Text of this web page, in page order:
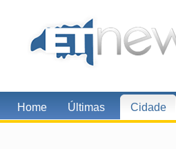
Home Últimas Cidade